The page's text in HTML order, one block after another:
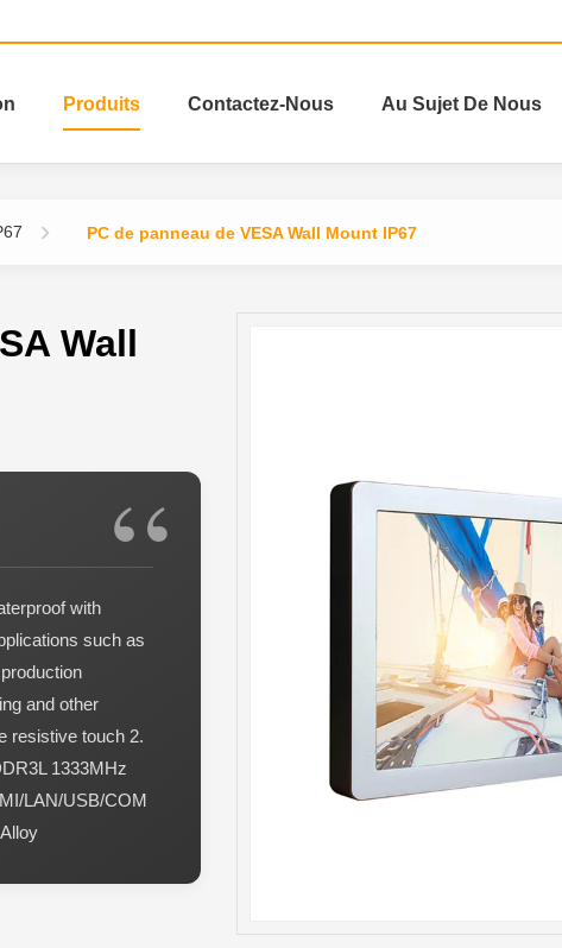
Produits Contactez-Nous Au Sujet De Nous
PC de panneau de VESA Wall Mount IP67
Wall
with
such as
and other
resistive touch 2.
1333MHz
LAN/USB/COM